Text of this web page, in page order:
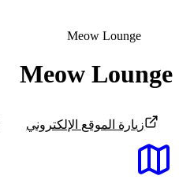
Meow Lounge
Meow Lounge
زيارة الموقع الإلكتروني